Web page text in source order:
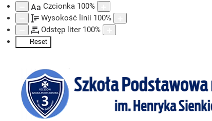
Aa Czcionka 100%
Wysokość linii 100%
Odstęp liter 100%
Reset